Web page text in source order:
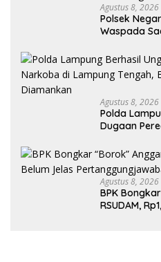
Agustus 8, 2026
Polsek
Waspada
Agustus 8, 2026
Polda
Dugaan
Pelaku
Agustus 8, 2026
BPK
RSUDAM,